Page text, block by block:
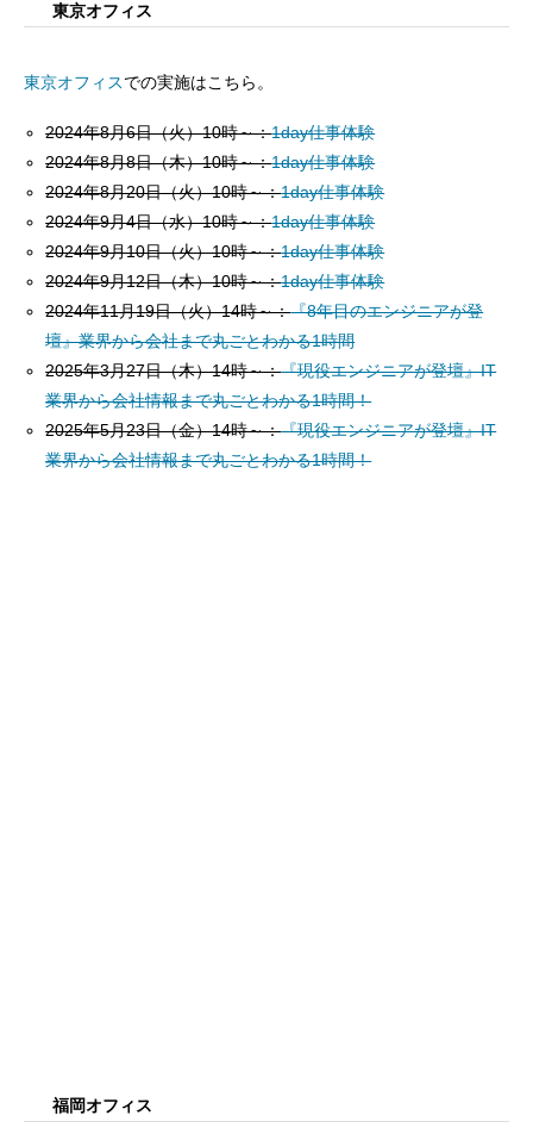
東京オフィス
東京オフィスでの実施はこちら。
2024年8月6日（火）10時～：1day仕事体験
2024年8月8日（木）10時～：1day仕事体験
2024年8月20日（火）10時～：1day仕事体験
2024年9月4日（水）10時～：1day仕事体験
2024年9月10日（火）10時～：1day仕事体験
2024年9月12日（木）10時～：1day仕事体験
2024年11月19日（火）14時～：『8年目のエンジニアが登
壇』業界から会社まで丸ごとわかる1時間
2025年3月27日（木）14時～：『現役エンジニアが登壇』IT
業界から会社情報まで丸ごとわかる1時間！
2025年5月23日（金）14時～：『現役エンジニアが登壇』IT
業界から会社情報まで丸ごとわかる1時間！
福岡オフィス